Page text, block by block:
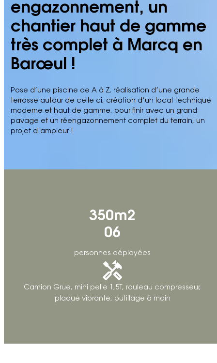
engazonnement, un
chantier haut de gamme
très complet à Marcq en
Barœul !
Pose d’une piscine de A à Z, réalisation d’une grande
terrasse autour de celle ci, création d’un local technique
moderne et haut de gamme, pour finir avec un grand
pavage et un réengazonnement complet du terrain, un
projet d’ampleur !
350m2
06
personnes déployées
Camion Grue, mini pelle 1,5T, rouleau compresseur,
plaque vibrante, outillage à main